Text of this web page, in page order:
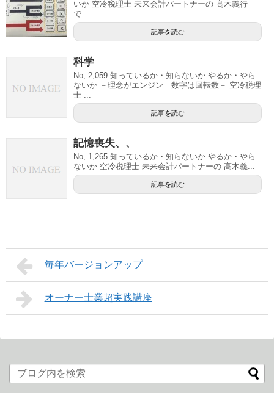
いか 空冷税理士 未来会計パートナーの 髙木義行
で...
記事を読む
科学
No, 2,059 知っているか・知らないか やるか・やら
ないか －理念がエンジン 数字は回転数－ 空冷税理
士 ...
記事を読む
記憶喪失、、
No, 1,265 知っているか・知らないか やるか・やら
ないか 空冷税理士 未来会計パートナーの 髙木義...
記事を読む
毎年バージョンアップ
オーナー士業超実践講座